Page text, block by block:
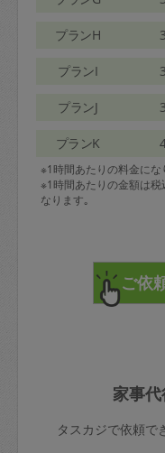
プランH
プランI
プランJ
プランK
※1時間あたりの料金にな
※1時間あたりの金額は
なります｡
家事
タスカジで依頼で